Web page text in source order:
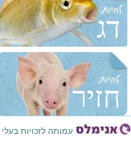
דג
חזיר
עמותה לזכויות בעלי